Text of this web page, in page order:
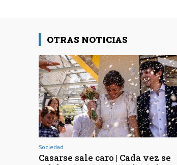
OTRAS NOTICIAS
Sociedad
Casarse sale caro | Cada vez se